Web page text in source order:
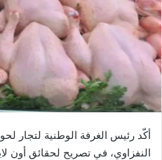
أكّد رئيس الغرفة الوطنية لتجار
النفزاوي، في تصريح لحقائق أون